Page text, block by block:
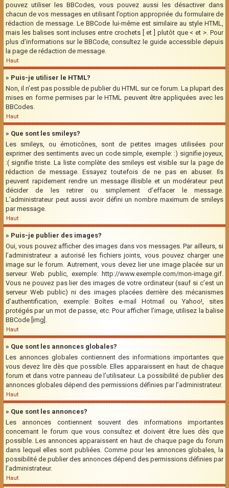
pouvez utiliser les BBCodes, vous pouvez aussi les désactiver dans
chacun de vos messages en utilisant l’option appropriée du formulaire de
rédaction de message. Le BBCode lui-même est similaire au style HTML,
mais les balises sont incluses entre crochets [ et ] plutôt que < et >. Pour
plus d’informations sur le BBCode, consultez le guide accessible depuis
la page de rédaction de message.
Haut
» Puis-je utiliser le HTML?
Non, il n’est pas possible de publier du HTML sur ce forum. La plupart des
mises en forme permises par le HTML peuvent être appliquées avec les
BBCodes.
Haut
» Que sont les smileys?
Les smileys, ou émoticônes, sont de petites images utilisées pour
exprimer des sentiments avec un code simple, exemple: :) signifie joyeux,
:( signifie triste. La liste complète des smileys est visible sur la page de
rédaction de message. Essayez toutefois de ne pas en abuser. Ils
peuvent rapidement rendre un message illisible et un modérateur peut
décider de les retirer ou simplement d’effacer le message.
L’administrateur peut aussi avoir défini un nombre maximum de smileys
par message.
Haut
» Puis-je publier des images?
Oui, vous pouvez afficher des images dans vos messages. Par ailleurs, si
l’administrateur a autorisé les fichiers joints, vous pouvez charger une
image sur le forum. Autrement, vous devez lier une image placée sur un
serveur Web public, exemple: http://www.exemple.com/mon-image.gif.
Vous ne pouvez pas lier des images de votre ordinateur (sauf si c’est un
serveur Web public) ni des images placées derrière des mécanismes
d’authentification, exemple: Boîtes e-mail Hotmail ou Yahoo!, sites
protégés par un mot de passe, etc. Pour afficher l’image, utilisez la balise
BBCode [img].
Haut
» Que sont les annonces globales?
Les annonces globales contiennent des informations importantes que
vous devez lire dès que possible. Elles apparaissent en haut de chaque
forum et dans votre panneau de l’utilisateur. La possibilité de publier des
annonces globales dépend des permissions définies par l’administrateur.
Haut
» Que sont les annonces?
Les annonces contiennent souvent des informations importantes
concernant le forum que vous consultez et doivent être lues dès que
possible. Les annonces apparaissent en haut de chaque page du forum
dans lequel elles sont publiées. Comme pour les annonces globales, la
possibilité de publier des annonces dépend des permissions définies par
l’administrateur.
Haut